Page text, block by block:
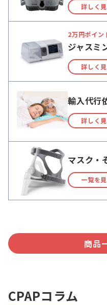
詳しく
2万円ポイン
ジャスミ
詳しく
輸入代行
詳しく
マスク・
一覧を
商品
CPAPコラム